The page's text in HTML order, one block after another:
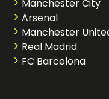
Manchester City
Arsenal
Manchester
Real Madrid
FC Barcelona